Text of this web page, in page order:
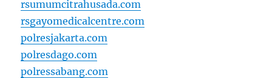
rsumumcitrahusada.com
rsgayomedicalcentre.com
polresjakarta.com
polresdago.com
polressabang.com